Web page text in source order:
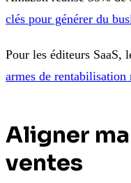
clés pour générer du
Pour les éditeurs SaaS,
armes de rentabilisation
Aligner
ventes